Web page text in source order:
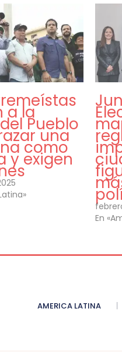
a la
Pueblo
una
como
y exigen
En
AMERICA LATINA